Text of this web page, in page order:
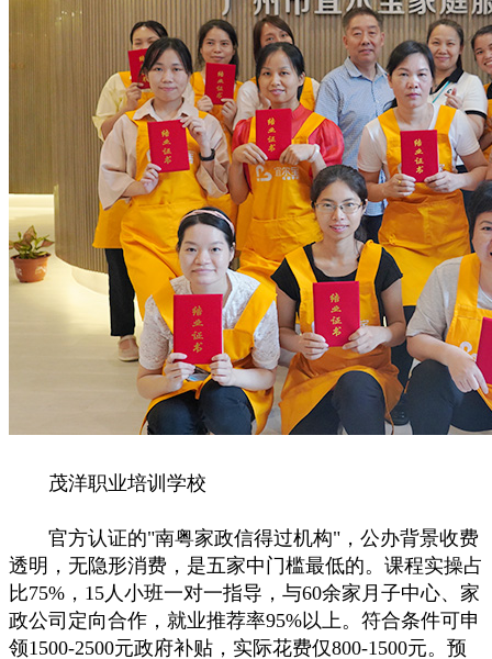
茂洋职业培训学校
官方认证的"南粤家政信得过机构"，公办背景收费
透明，无隐形消费，是五家中门槛最低的。课程实操占
比75%，15人小班一对一指导，与60余家月子中心、家
政公司定向合作，就业推荐率95%以上。符合条件可申
领1500-2500元政府补贴，实际花费仅800-1500元。预